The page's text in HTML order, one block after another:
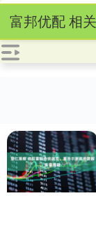
富邦优配 相